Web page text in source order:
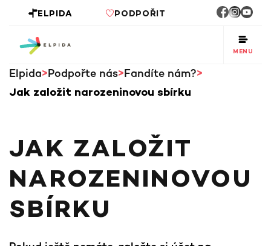
ELPIDA PODPOŘIT
MENU
Elpida Podpořte nás Fandíte nám?
Jak založit narozeninovou sbírku
JAK ZALOŽIT
NAROZENINOVOU
SBÍRKU